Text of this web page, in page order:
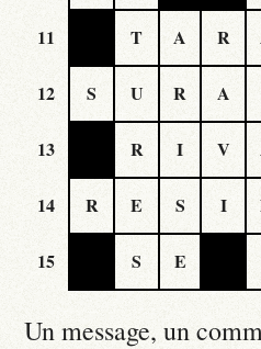
11 T A R
12 S U R A
13 R I V
14 R E S I
15 S E
Un message, un